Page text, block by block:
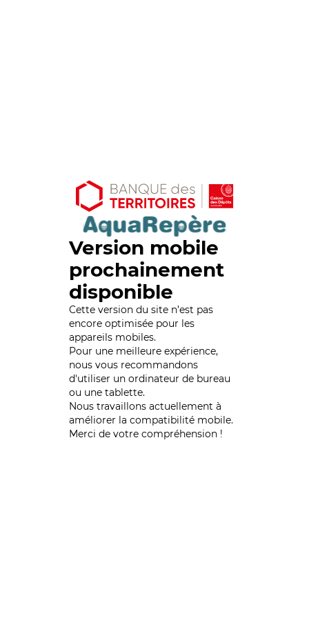
Version mobile
prochainement
disponible
Cette version du site n’est pas
encore optimisée pour les
appareils mobiles.
Pour une meilleure expérience,
nous vous recommandons
d'utiliser un ordinateur de bureau
ou une tablette.
Nous travaillons actuellement à
améliorer la compatibilité mobile.
Merci de votre compréhension !